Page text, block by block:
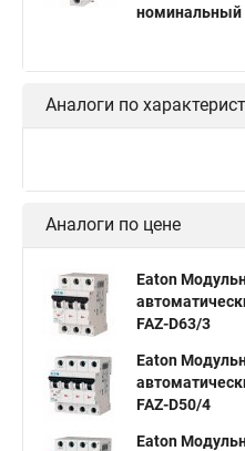
номинальный
Аналоги по
Аналоги по цене
Eaton
FAZ-D63/3
Eaton
FAZ-D50/4
Eaton